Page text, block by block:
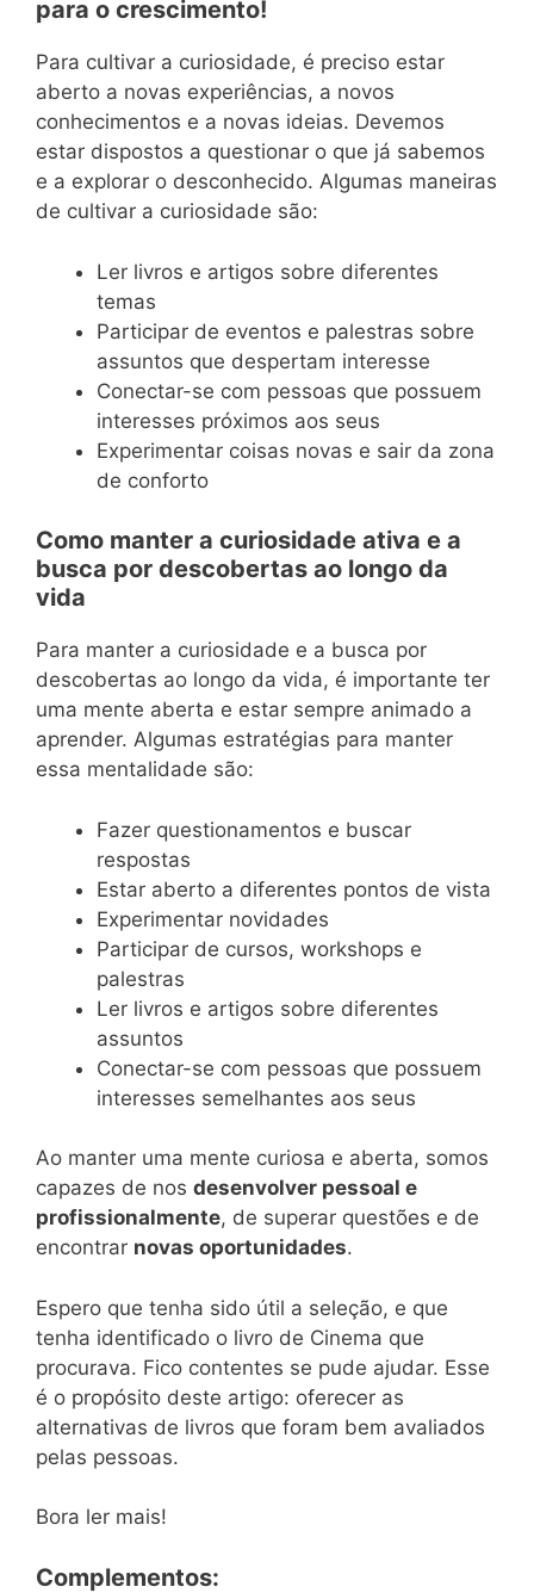
para o crescimento!
Para cultivar a curiosidade, é preciso estar
aberto a novas experiências, a novos
conhecimentos e a novas ideias. Devemos
estar dispostos a questionar o que já sabemos
e a explorar o desconhecido. Algumas maneiras
de cultivar a curiosidade são:
Ler livros e artigos sobre diferentes
temas
Participar de eventos e palestras sobre
assuntos que despertam interesse
Conectar-se com pessoas que possuem
interesses próximos aos seus
Experimentar coisas novas e sair da zona
de conforto
Como manter a curiosidade ativa e a
busca por descobertas ao longo da
vida
Para manter a curiosidade e a busca por
descobertas ao longo da vida, é importante ter
uma mente aberta e estar sempre animado a
aprender. Algumas estratégias para manter
essa mentalidade são:
Fazer questionamentos e buscar
respostas
Estar aberto a diferentes pontos de vista
Experimentar novidades
Participar de cursos, workshops e
palestras
Ler livros e artigos sobre diferentes
assuntos
Conectar-se com pessoas que possuem
interesses semelhantes aos seus
Ao manter uma mente curiosa e aberta, somos
capazes de nos desenvolver pessoal e
profissionalmente, de superar questões e de
encontrar novas oportunidades.
Espero que tenha sido útil a seleção, e que
tenha identificado o livro de Cinema que
procurava. Fico contentes se pude ajudar. Esse
é o propósito deste artigo: oferecer as
alternativas de livros que foram bem avaliados
pelas pessoas.
Bora ler mais!
Complementos: